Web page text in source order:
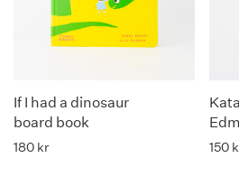
If I had a dinosaur
board book
180 kr 150